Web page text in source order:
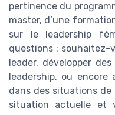
pertinence du
master, d’une
sur le leadership
questions : souhaitez-
leader, développer
leadership, ou
dans des situations
situation actuelle et